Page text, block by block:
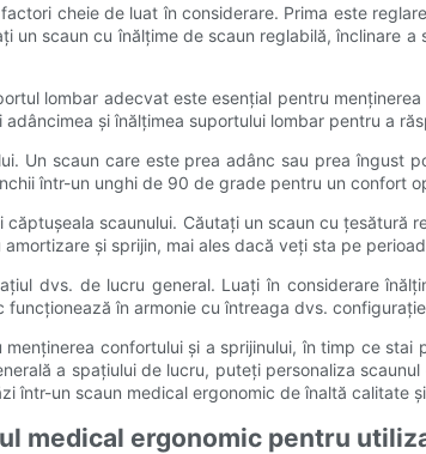
cheie de luat în considerare. Prima este
scaun cu înălțime de scaun reglabilă, înclinare
lombar adecvat este esențial pentru
și înălțimea suportului lombar pentru a
Un scaun care este prea adânc sau prea îngust
într-un unghi de 90 de grade pentru un confort
scaunului. Căutați un scaun cu țesătură
și sprijin, mai ales dacă veți sta pe
dvs. de lucru general. Luați în considerare
în armonie cu întreaga dvs.
confortului și a sprijinului, în timp ce
a spațiului de lucru, puteți personaliza
într-un scaun medical ergonomic de înaltă calitate
medical ergonomic pentru